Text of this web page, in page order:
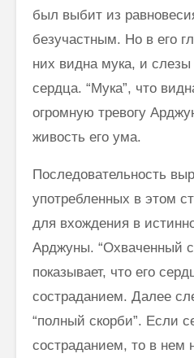
был выбит из
безучастным. Но в его
них видна мука, и
сердца. “Мука”, что
ог­ромную тревогу
живость его ума.
Последовательность
употребленных в этом
для вхождения в
Арджуны. “Охваченный
показывает, что его
состраданием. Далее
“полный скорби”. Если
состраданием, то в нем